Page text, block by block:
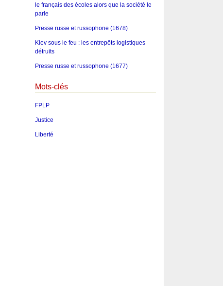
le français des écoles alors que la société le
parle
Presse russe et russophone (1678)
Kiev sous le feu : les entrepôts logistiques
détruits
Presse russe et russophone (1677)
Mots-clés
FPLP
Justice
Liberté